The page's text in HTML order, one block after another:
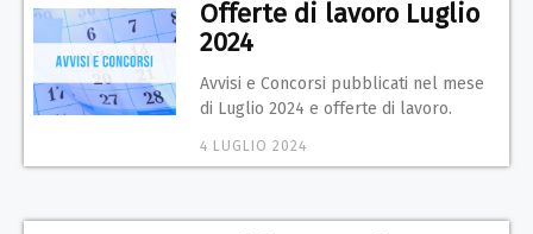
Offerte di lavoro Luglio
2024
Avvisi e Concorsi pubblicati nel mese
di Luglio 2024 e offerte di lavoro.
4 LUGLIO 2024